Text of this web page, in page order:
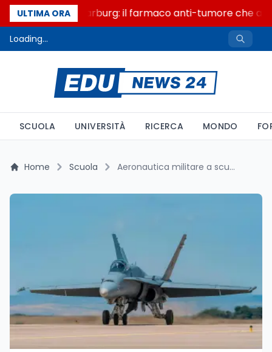
ULTIMA ORA
Un secolo di Warburg: il farmaco anti-tumore che
Loading...
SCUOLA UNIVERSITÀ RICERCA MONDO
Home Scuola Aeronautica militare a scuola: 180 studenti, 4 comuni e la Costituzione